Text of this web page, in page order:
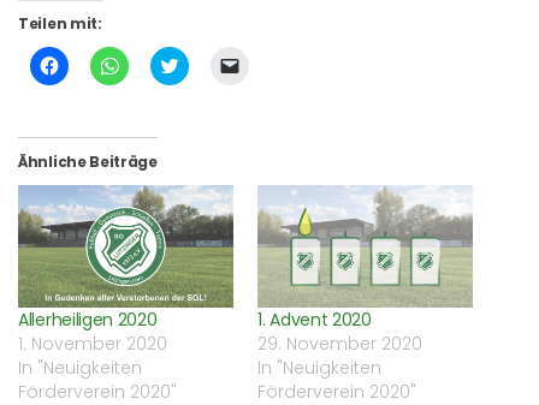
Teilen mit:
Klick,
um
teilen
(Wird
in
neuem
Fenster
geöffnet)
Klicken,
um
teilen
(Wird
in
neuem
Fenster
geöffnet)
Klick,
um
neuem
Fenster
geöffnet)
Mail
senden
(Wird
neuem
Fenster
geöffnet)
Ähnliche Beiträge
Allerheiligen 2020
1. November 2020
In "Neuigkeiten
Förderverein 2020"
1. Advent 2020
29. November 2020
In "Neuigkeiten
Förderverein 2020"